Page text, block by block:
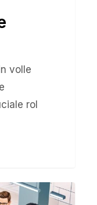
volle
rol